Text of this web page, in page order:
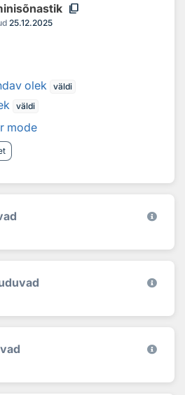
content_copy
25.12.2025
olek väldi
väldi
mode